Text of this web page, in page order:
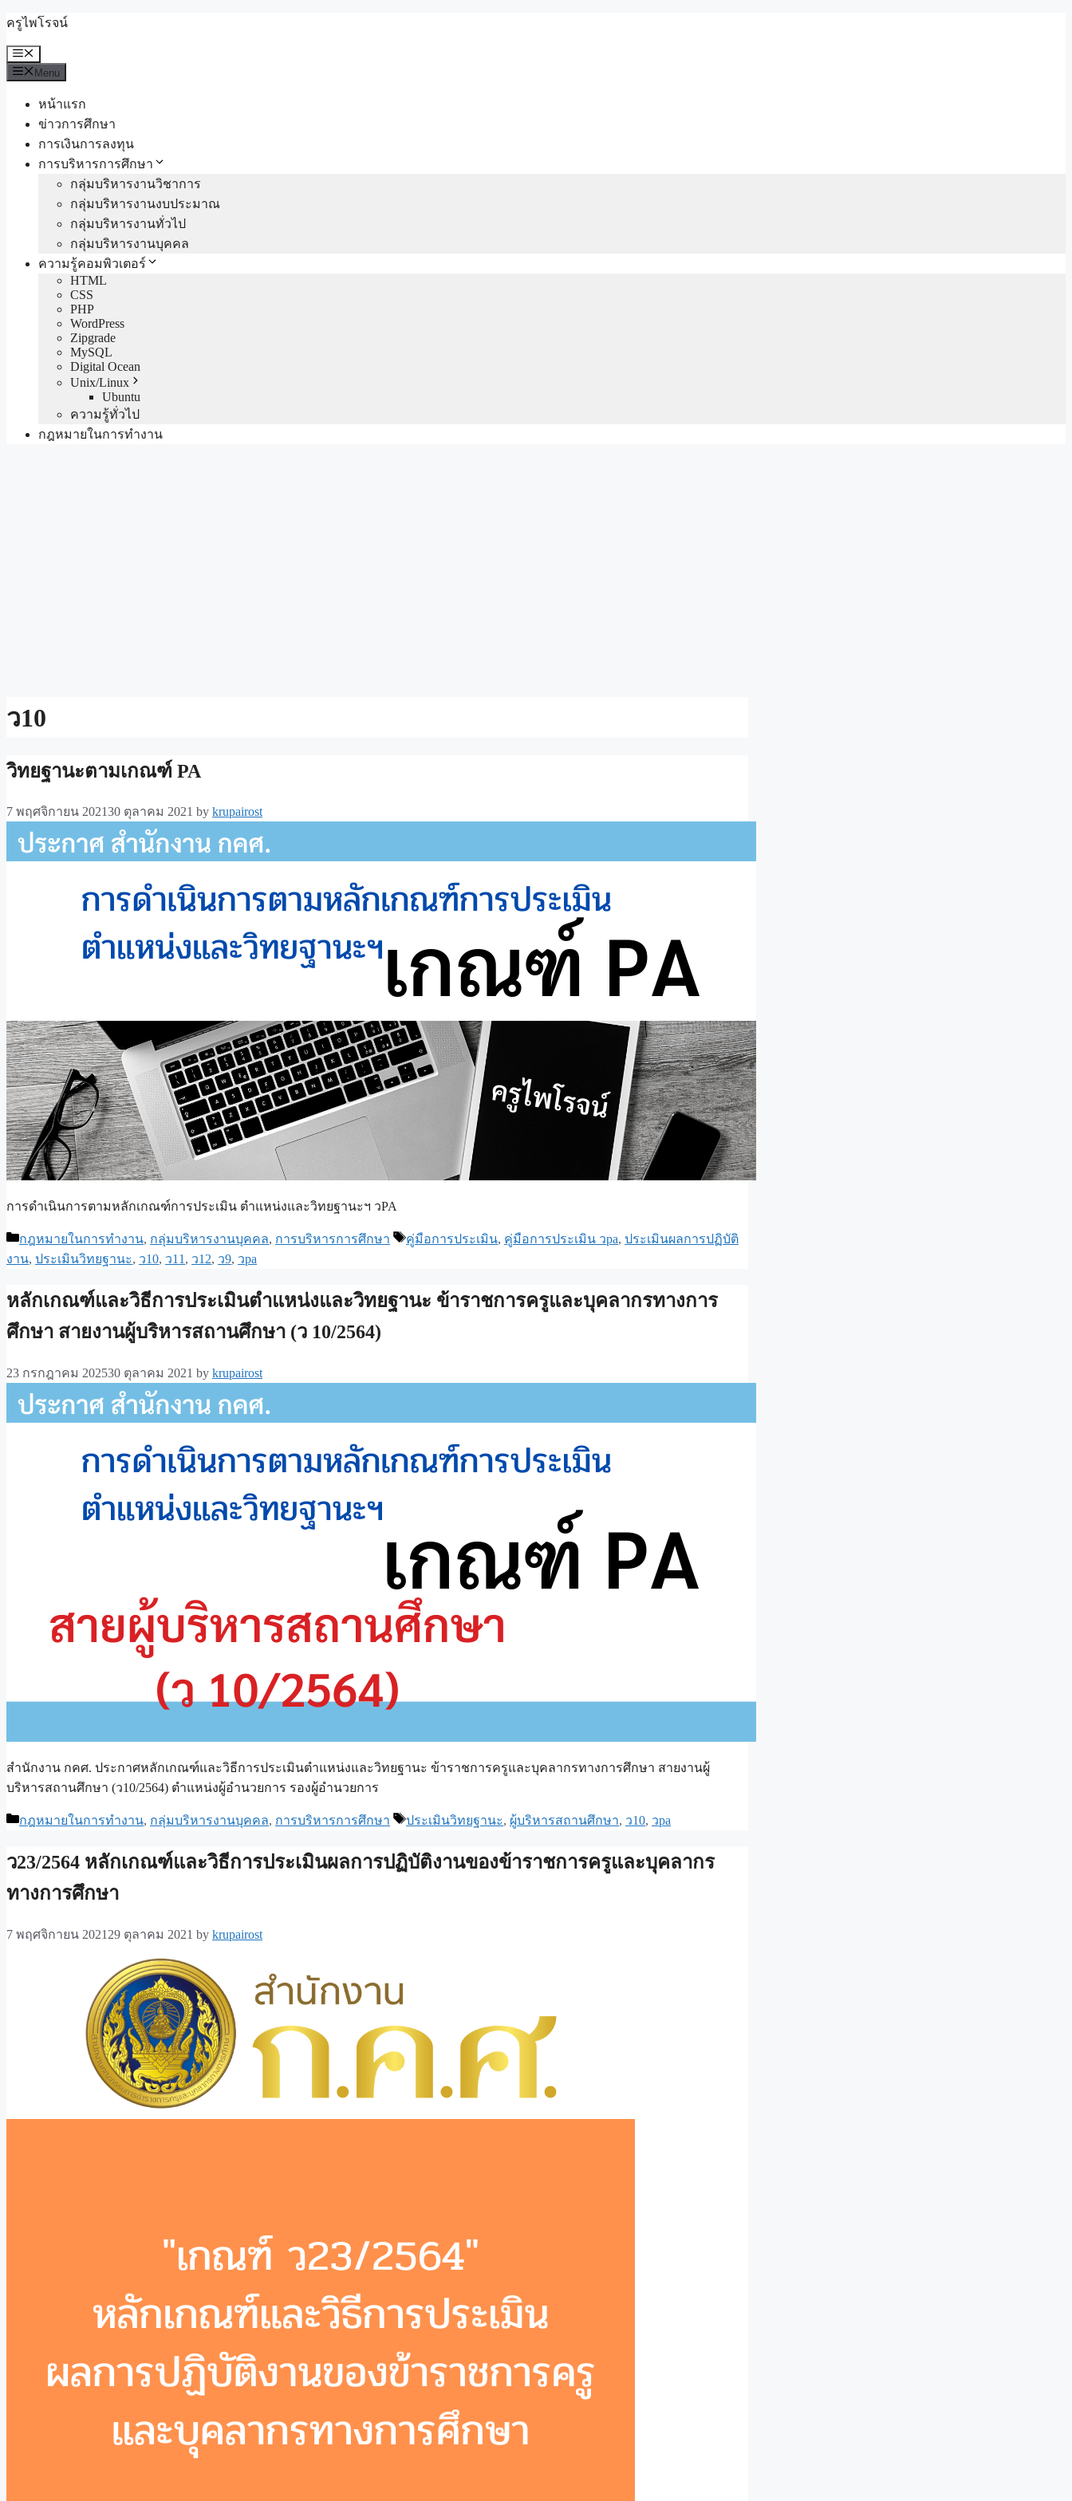
Skip
content
ครูไพโรจน์
Menu
Menu
หน้าแรก
ข่าวการศึกษา
การเงินการลงทุน
การบริหารการศึกษา
กลุ่มบริหารงานวิชาการ
กลุ่มบริหารงานงบประมาณ
กลุ่มบริหารงานทั่วไป
กลุ่มบริหารงานบุคคล
ความรู้คอมพิวเตอร์
HTML
CSS
PHP
WordPress
Zipgrade
MySQL
Digital Ocean
Unix/Linux
Ubuntu
ความรู้ทั่วไป
กฎหมายในการทำงาน
ว10
วิทยฐานะตามเกณฑ์ PA
7 พฤศจิกายน 202130 ตุลาคม 2021 by krupairost
การดำเนินการตามหลักเกณฑ์การประเมิน ตำแหน่งและวิทยฐานะฯ วPA
Categories
กฎหมายในการทำงาน, กลุ่มบริหารงานบุคคล, การบริหารการศึกษา Tags
คู่มือการประเมิน, คู่มือการประเมิน วpa, ประเมินผลการปฏิบัติ
งาน, ประเมินวิทยฐานะ, ว10, ว11, ว12, ว9, วpa
หลักเกณฑ์และวิธีการประเมินตำแหน่งและวิทยฐานะ ข้าราชการครูและบุคลากรทางการ
ศึกษา สายงานผู้บริหารสถานศึกษา (ว 10/2564)
23 กรกฎาคม 202530 ตุลาคม 2021 by krupairost
สำนักงาน กคศ. ประกาศหลักเกณฑ์และวิธีการประเมินตำแหน่งและวิทยฐานะ ข้าราชการครูและบุคลากรทางการศึกษา สายงานผู้
บริหารสถานศึกษา (ว10/2564) ตำแหน่งผู้อำนวยการ รองผู้อำนวยการ
Categories
กฎหมายในการทำงาน, กลุ่มบริหารงานบุคคล, การบริหารการศึกษา Tags
ประเมินวิทยฐานะ, ผู้บริหารสถานศึกษา, ว10, วpa
ว23/2564 หลักเกณฑ์และวิธีการประเมินผลการปฏิบัติงานของข้าราชการครูและบุคลากร
ทางการศึกษา
7 พฤศจิกายน 2021 29 ตุลาคม 2021 by krupairost